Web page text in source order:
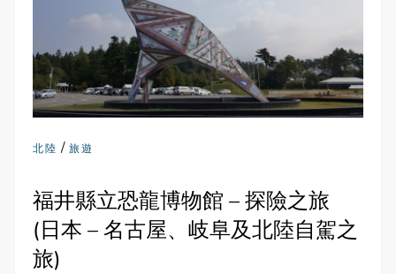
北陸 /旅遊
福井縣立恐龍博物館 – 探險之旅
(日本 – 名古屋、岐阜及北陸自駕之
旅)